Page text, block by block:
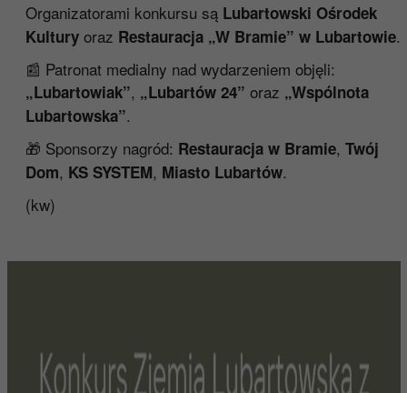
Organizatorami konkursu są Lubartowski Ośrodek
Kulturyoraz Restauracja „W Bramie” w Lubartowie.
📰 Patronat medialny nad wydarzeniem objęli:
„Lubartowiak”, „Lubartów 24” oraz „Wspólnota
Lubartowska”.
🎁 Sponsorzy nagród: Restauracja w Bramie, Twój
Dom, KS SYSTEM, Miasto Lubartów.
(kw)